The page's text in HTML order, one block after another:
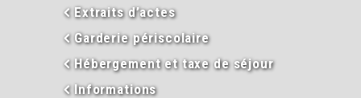
Extraits d’actes
Garderie périscolaire
Hébergement et taxe de séjour
Informations